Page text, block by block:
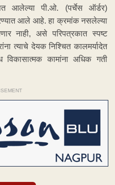
आलेल्या पी.ओ. (पर्चेस ऑर्डर)
आले आहे. हा क्रमांक नसलेल्या
नाही, असे परिपत्रकात स्पष्ट
त्याचे देयक निश्चित कालमर्यादेत
विकासात्मक कामांना अधिक गती